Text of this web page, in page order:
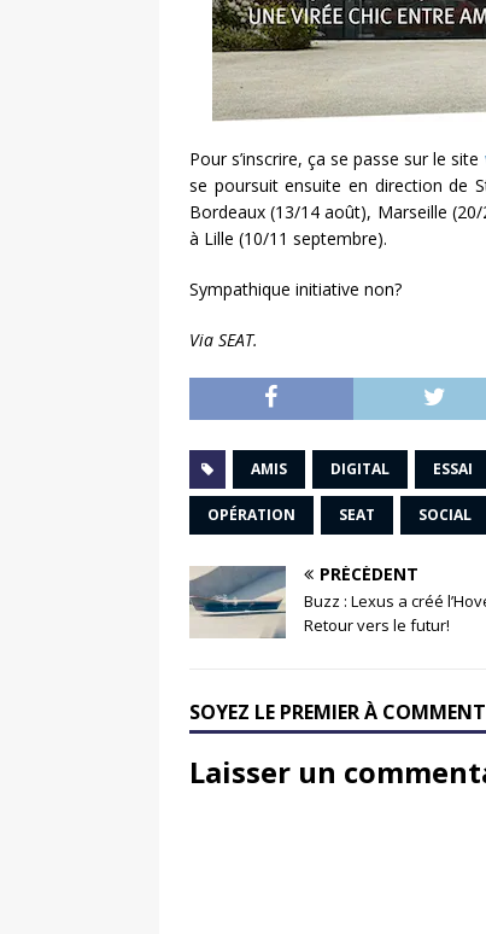
Pour s’inscrire, ça se passe sur le site
se poursuit ensuite en direction de
Bordeaux (13/14 août), Marseille
à Lille (10/11 septembre).
Sympathique initiative non?
Via SEAT.
AMIS DIGITAL ESSAI
OPÉRATION SEAT SOCIAL
PRÉCÉDENT
Buzz : Lexus a créé
Retour vers le futur!
SOYEZ LE PREMIER À
Laisser un